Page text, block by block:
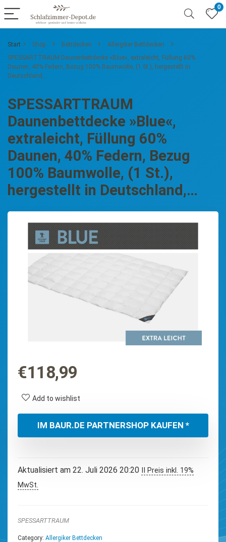
0
Start Shop Bettdecken
Allergiker Bettdecken
SPESSARTTRAUM Daunenbettdecke »Blue«, extraleicht, Füllung 60%
Daunen, 40% Federn, Bezug 100% Baumwolle, (1 St.), hergestellt in
Deutschland,…
SPESSARTTRAUM
Daunenbettdecke »Blue«,
extraleicht, Füllung 60%
Daunen, 40% Federn, Bezug
100% Baumwolle, (1 St.),
hergestellt in Deutschland,…
€118,99
Add to wishlist
IM BAUR.DE PARTNERSHOP KAUFEN *
Aktualisiert am 22. Juli 2026 20:20
II Preis inkl. 19%
MwSt.
SPESSARTTRAUM
Category: Allergiker Bettdecken